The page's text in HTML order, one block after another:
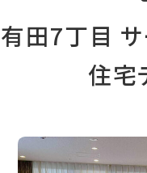
有田7丁目
住宅